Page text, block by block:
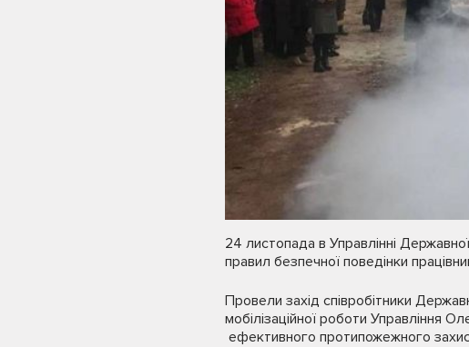
24 листопада в Управлінні
правил безпечної поведінки
Провели захід співробітники
мобілізаційної роботи Управління
ефективного протипожежного